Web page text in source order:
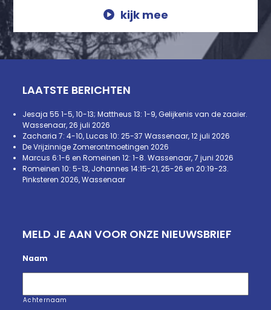
kijk mee
LAATSTE BERICHTEN
Jesaja 55 1-5, 10-13; Mattheus 13: 1-9, Gelijkenis van de zaaier.
Wassenaar, 26 juli 2026
Zacharia 7: 4-10, Lucas 10: 25-37 Wassenaar, 12 juli 2026
De Vrijzinnige Zomerontmoetingen 2026
Marcus 6:1-6 en Romeinen 12: 1-8. Wassenaar, 7 juni 2026
Romeinen 10: 5-13, Johannes 14:15-21, 25-26 en 20:19-23.
Pinksteren 2026, Wassenaar
MELD JE AAN VOOR ONZE NIEUWSBRIEF
Naam
Achternaam